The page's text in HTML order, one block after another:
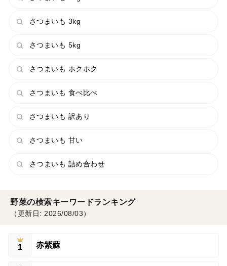
さつまいも 3kg
さつまいも 5kg
さつまいも ホクホク
さつまいも 食べ比べ
さつまいも 訳あり
さつまいも 甘い
さつまいも 詰め合わせ
野菜の検索キーワードランキング
（更新日: 2026/08/03）
1 赤紫蘇